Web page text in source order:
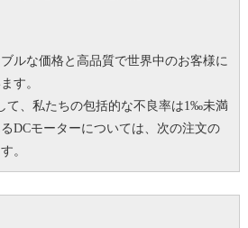
ルな価格と高品質で世界中のお客様に
す。
て、私たちの包括的な不良率は1‰未満
DCモーターについては、次の注文の
。